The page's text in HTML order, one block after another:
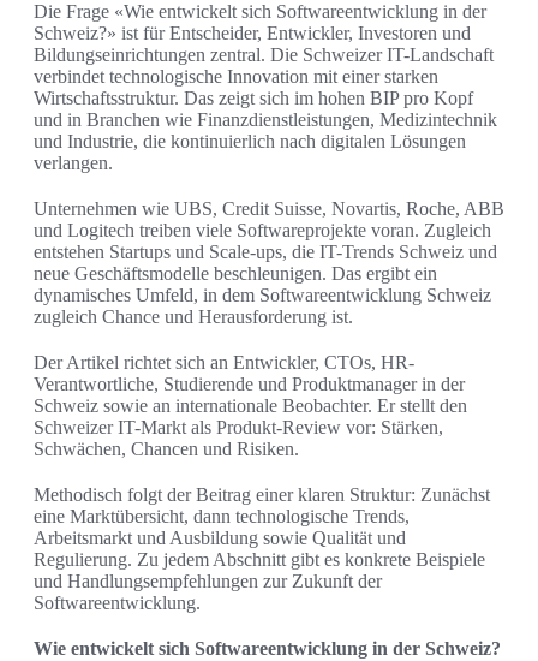
Die Frage «Wie entwickelt sich Softwareentwicklung in der
Schweiz?» ist für Entscheider, Entwickler, Investoren und
Bildungseinrichtungen zentral. Die Schweizer IT-Landschaft
verbindet technologische Innovation mit einer starken
Wirtschaftsstruktur. Das zeigt sich im hohen BIP pro Kopf
und in Branchen wie Finanzdienstleistungen, Medizintechnik
und Industrie, die kontinuierlich nach digitalen Lösungen
verlangen.
Unternehmen wie UBS, Credit Suisse, Novartis, Roche, ABB
und Logitech treiben viele Softwareprojekte voran. Zugleich
entstehen Startups und Scale-ups, die IT-Trends Schweiz und
neue Geschäftsmodelle beschleunigen. Das ergibt ein
dynamisches Umfeld, in dem Softwareentwicklung Schweiz
zugleich Chance und Herausforderung ist.
Der Artikel richtet sich an Entwickler, CTOs, HR-
Verantwortliche, Studierende und Produktmanager in der
Schweiz sowie an internationale Beobachter. Er stellt den
Schweizer IT-Markt als Produkt-Review vor: Stärken,
Schwächen, Chancen und Risiken.
Methodisch folgt der Beitrag einer klaren Struktur: Zunächst
eine Marktübersicht, dann technologische Trends,
Arbeitsmarkt und Ausbildung sowie Qualität und
Regulierung. Zu jedem Abschnitt gibt es konkrete Beispiele
und Handlungsempfehlungen zur Zukunft der
Softwareentwicklung.
Wie entwickelt sich Softwareentwicklung in der Schweiz?